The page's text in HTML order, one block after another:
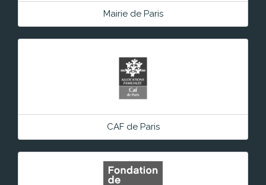
Mairie de Paris
CAF de Paris